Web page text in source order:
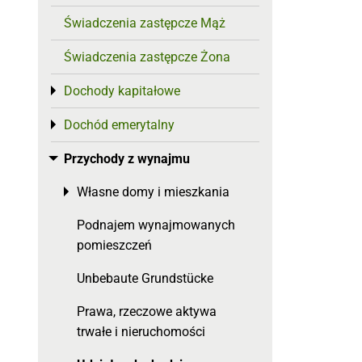
Świadczenia zastępcze Mąż
Świadczenia zastępcze Żona
Dochody kapitałowe
Toggle menu
Dochód emerytalny
Toggle menu
Przychody z wynajmu
Toggle menu
Własne domy i mieszkania
Toggle menu
Podnajem wynajmowanych
pomieszczeń
Unbebaute Grundstücke
Prawa, rzeczowe aktywa
trwałe i nieruchomości